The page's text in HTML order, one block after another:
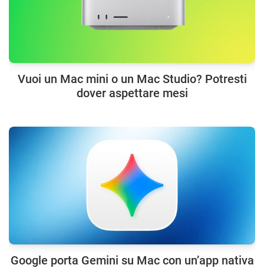
Vuoi un Mac mini o un Mac Studio? Potresti
dover aspettare mesi
Google porta Gemini su Mac con un’app nativa